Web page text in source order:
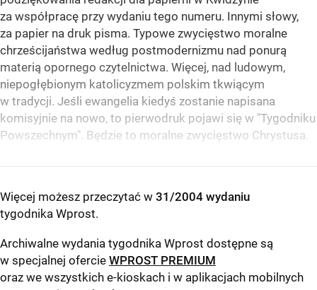
za współpracę przy wydaniu tego numeru. Innymi słowy,
za papier na druk pisma. Typowe zwycięstwo moralne
chrześcijaństwa według postmodernizmu nad ponurą
materią opornego czytelnictwa. Więcej, nad ludowym,
niepogłębionym katolicyzmem polskim tkwiącym
w tradycji. Jeśli ewangelia kiedyś zostanie napisana
komisyjnie na nowo, to pierwodruk pojawi się w "Tygodniku
Powszechnym". Będzie to moralne zwycięstwo Chrystusa.
Więcej możesz przeczytać w 31/2004 wydaniu
tygodnika Wprost.
Archiwalne wydania tygodnika Wprost dostępne są
w specjalnej ofercie WPROST PREMIUM
oraz we wszystkich e-kioskach i w aplikacjach mobilnych